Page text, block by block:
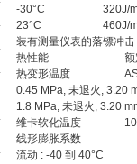
-30°C
320J/
23°C
460J/
装有测量仪表的落镖冲
热性能
额
热变形温度
0.45 MPa, 未退火, 3.20
1.8 MPa, 未退火, 3.20
维卡软化温度
线形膨胀系数
流动 : -40 到 40°C